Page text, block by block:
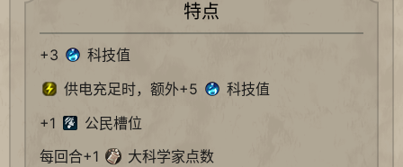
特点
+3
科技值
供电充足时，额外+5
科技值
+1
公民槽位
每回合+1
大科学家点数